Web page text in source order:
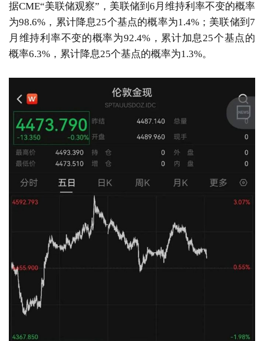
据CME“美联储观察”，美联储到6月维持利率不变的概率
为98.6%，累计降息25个基点的概率为1.4%；美联储到7
月维持利率不变的概率为92.4%，累计加息25个基点的
概率6.3%，累计降息25个基点的概率为1.3%。